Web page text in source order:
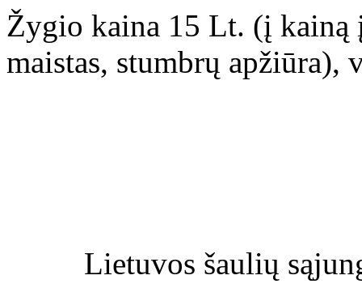
Žygio kaina 15 Lt. (į kainą
maistas, stumbrų apžiūra),
Lietuvos šaulių